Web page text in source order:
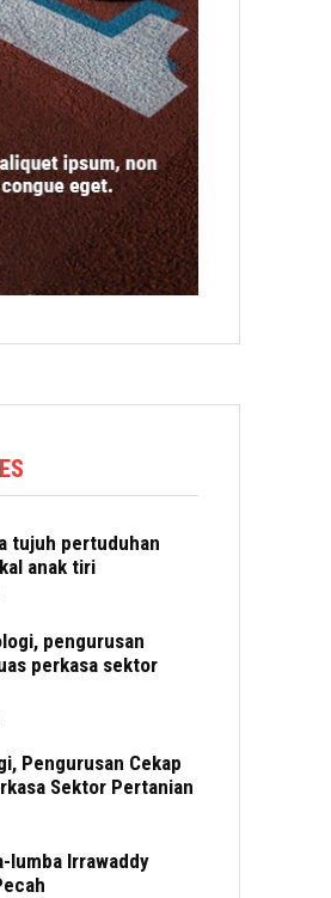
tujuh pertuduhan
anak tiri
pengurusan
perkasa sektor
Pengurusan Cekap
Sektor Pertanian
lumba Irrawaddy